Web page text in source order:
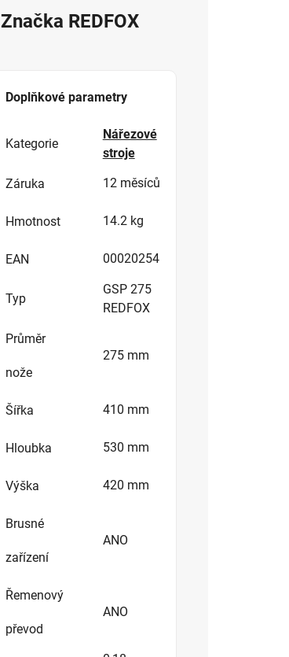
Značka REDFOX
Doplňkové parametry
Kategorie
Nářezové
stroje
Záruka 12 měsíců
Hmotnost 14.2 kg
EAN 00020254
Typ
GSP 275
REDFOX
Průměr
nože
275 mm
Šířka 410 mm
Hloubka 530 mm
Výška 420 mm
Brusné
zařízení
ANO
Řemenový
převod
ANO